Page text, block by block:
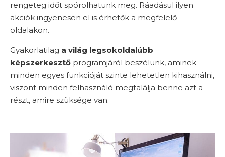
rengeteg időt spórolhatunk meg. Ráadásul ilyen
akciók ingyenesen el is érhetők a megfelelő
oldalakon.
Gyakorlatilag a világ legsokoldalúbb
képszerkesztő programjáról beszélünk, aminek
minden egyes funkcióját szinte lehetetlen kihasználni,
viszont minden felhasználó megtalálja benne azt a
részt, amire szüksége van.